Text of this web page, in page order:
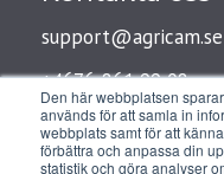
Den här webbplatsen
används för att samla in
webbplats samt för att
förbättra och anpassa din
statistik och göra analyser
support@agricam.se
+4676-861 99 08
Agricam AB